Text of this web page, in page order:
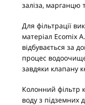
заліза, марганцю
Для фільтрації
матеріал Ecomix
відбувається за
процес
завдяки клапану
Колонний фільтр
воду з підземних